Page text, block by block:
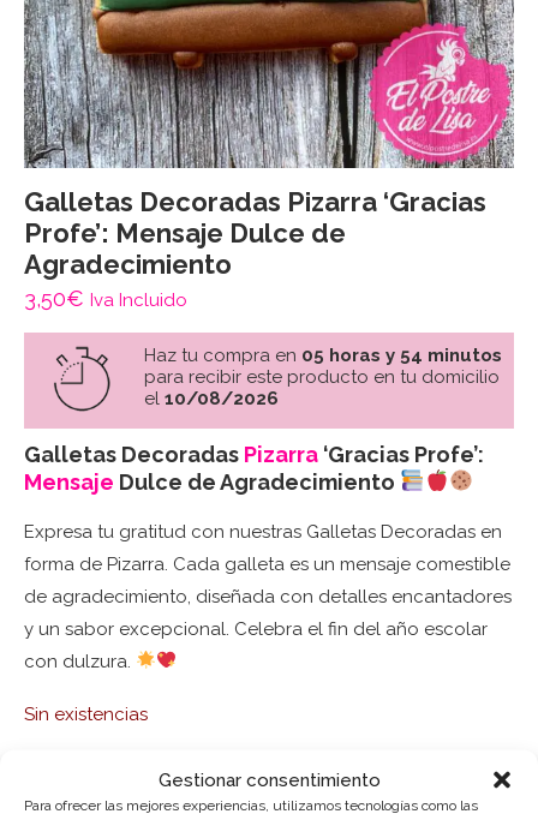
Gestionar consentimiento
Para ofrecer las mejores experiencias, utilizamos tecnologías como las
Galletas Decoradas Pizarra ‘Gracias
Profe’: Mensaje Dulce de
Agradecimiento
3,50€ Iva Incluido
Haz tu compra en 05 horas y 54 minutos
para recibir este producto en tu domicilio
el 10/08/2026
Galletas Decoradas Pizarra ‘Gracias Profe’:
Mensaje Dulce de Agradecimiento
Expresa tu gratitud con nuestras Galletas Decoradas en
forma de Pizarra. Cada galleta es un mensaje comestible
de agradecimiento, diseñada con detalles encantadores
y un sabor excepcional. Celebra el fin del año escolar
con dulzura.
Sin existencias
SKU: 6162